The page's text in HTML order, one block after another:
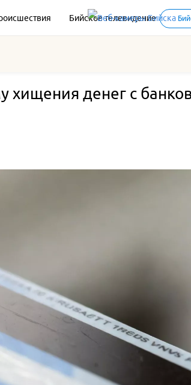
Бийское телевидение
денег с